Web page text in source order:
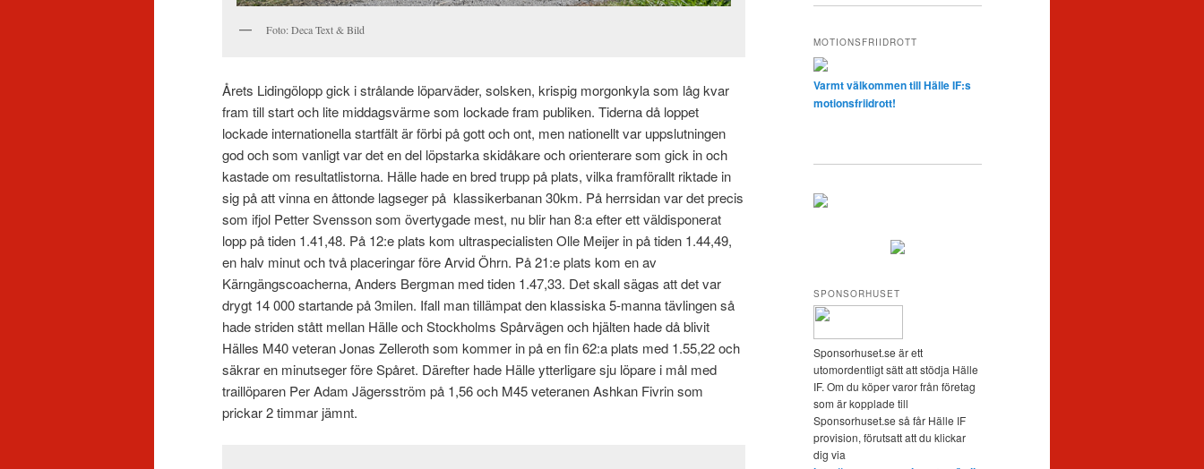
Foto: Deca Text & Bild
Årets Lidingölopp gick i strålande löparväder, solsken, krispig morgonkyla som låg kvar
fram till start och lite middagsvärme som lockade fram publiken. Tiderna då loppet
lockade internationella startfält är förbi på gott och ont, men nationellt var uppslutningen
god och som vanligt var det en del löpstarka skidåkare och orienterare som gick in och
kastade om resultatlistorna. Hälle hade en bred trupp på plats, vilka framförallt riktade in
sig på att vinna en åttonde lagseger på klassikerbanan 30km. På herrsidan var det precis
som ifjol Petter Svensson som övertygade mest, nu blir han 8:a efter ett väldisponerat
lopp på tiden 1.41,48. På 12:e plats kom ultraspecialisten Olle Meijer in på tiden 1.44,49,
en halv minut och två placeringar före Arvid Öhrn. På 21:e plats kom en av
Kärngängscoacherna, Anders Bergman med tiden 1.47,33. Det skall sägas att det var
drygt 14 000 startande på 3milen. Ifall man tillämpat den klassiska 5-manna tävlingen så
hade striden stått mellan Hälle och Stockholms Spårvägen och hjälten hade då blivit
Hälles M40 veteran Jonas Zelleroth som kommer in på en fin 62:a plats med 1.55,22 och
säkrar en minutseger före Spåret. Därefter hade Hälle ytterligare sju löpare i mål med
traillöparen Per Adam Jägersström på 1,56 och M45 veteranen Ashkan Fivrin som
prickar 2 timmar jämnt.
MOTIONSFRIIDROTT
Varmt välkommen till Hälle IF:s
motionsfriidrott!
SPONSORHUSET
Sponsorhuset.se är ett
utomordentligt sätt att stödja Hälle
IF. Om du köper varor från företag
som är kopplade till
Sponsorhuset.se så får Hälle IF
provision, förutsatt att du klickar
dig via